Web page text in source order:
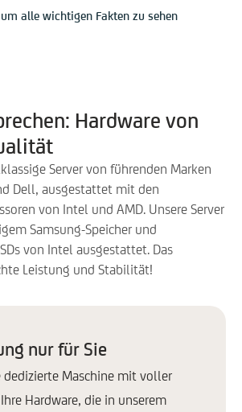
alle wichtigen Fakten zu sehen
Hardware von
Server von führenden Marken
Dell, ausgestattet mit den
von Intel und AMD. Unsere Server
Samsung-Speicher und
von Intel ausgestattet. Das
Leistung und Stabilität!
nur für Sie
dedizierte Maschine mit voller
Hardware, die in unserem